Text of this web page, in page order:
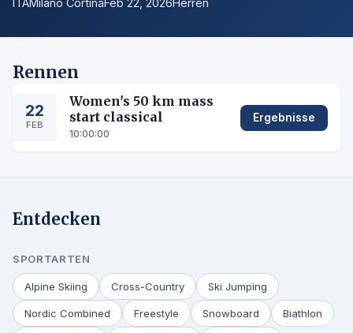
ITAMilano CortinaFeb 22, 2026Herren
Rennen
22
FEB
Women's 50 km mass
start classical
10:00:00
Ergebnisse
Entdecken
SPORTARTEN
Alpine Skiing Cross-Country Ski Jumping
Nordic Combined Freestyle Snowboard Biathlon